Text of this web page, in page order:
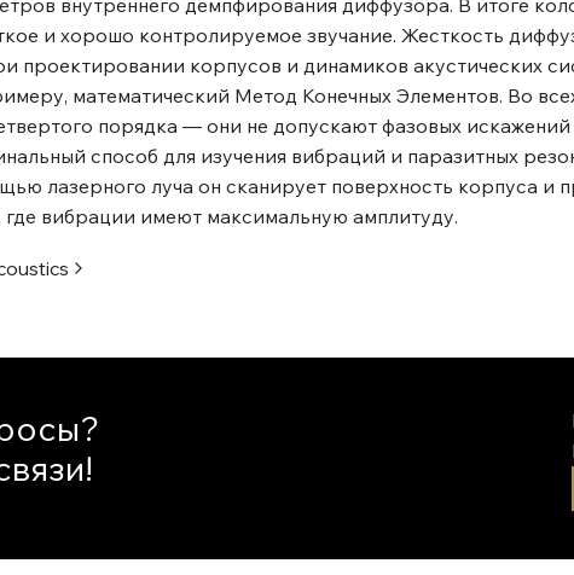
внутреннего демпфирования диффузора. В итоге
и хорошо контролируемое звучание. Жесткость
проектировании корпусов и динамиков акустических
математический Метод Конечных Элементов. Во
порядка ― они не допускают фазовых искажений
способ для изучения вибраций и паразитных
лазерного луча он сканирует поверхность корпуса и
где вибрации имеют максимальную амплитуду.